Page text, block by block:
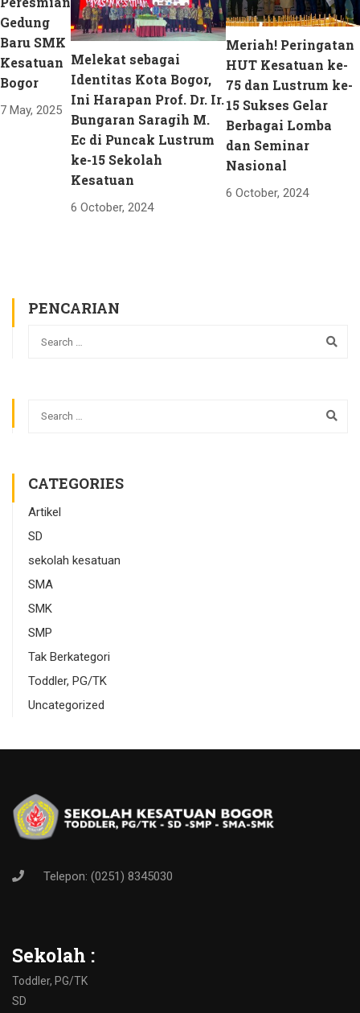
Gedung
Baru SMK
Kesatuan
Bogor
7 May, 2025
Melekat sebagai
Identitas Kota Bogor,
Ini Harapan Prof. Dr. Ir.
Bungaran Saragih M.
Ec di Puncak Lustrum
ke-15 Sekolah
Kesatuan
6 October, 2024
Meriah! Peringatan
HUT Kesatuan ke-
75 dan Lustrum ke-
15 Sukses Gelar
Berbagai Lomba
dan Seminar
Nasional
6 October, 2024
PENCARIAN
CATEGORIES
Artikel
SD
sekolah kesatuan
SMA
SMK
SMP
Tak Berkategori
Toddler, PG/TK
Uncategorized
Telepon: (0251) 8345030
Sekolah :
Toddler, PG/TK
SD